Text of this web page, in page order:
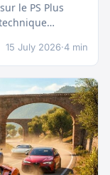
le PS Plus
15 July 2026·4 min